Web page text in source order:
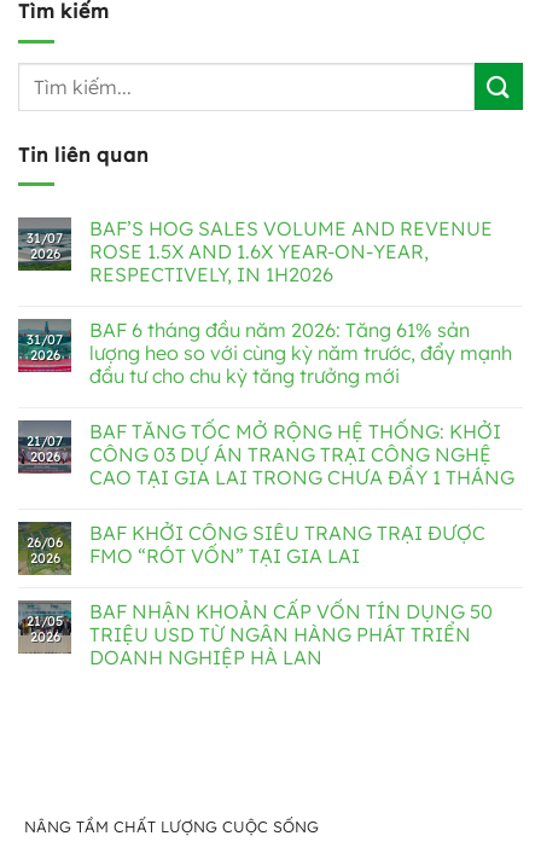
Tìm kiếm
Tin liên quan
31/07
2026
BAF’S HOG SALES VOLUME AND REVENUE
ROSE 1.5X AND 1.6X YEAR-ON-YEAR,
RESPECTIVELY, IN 1H2026
31/07
2026
BAF 6 tháng đầu năm 2026: Tăng 61% sản
lượng heo so với cùng kỳ năm trước, đẩy mạnh
đầu tư cho chu kỳ tăng trưởng mới
21/07
2026
BAF TĂNG TỐC MỞ RỘNG HỆ THỐNG: KHỞI
CÔNG 03 DỰ ÁN TRANG TRẠI CÔNG NGHỆ
CAO TẠI GIA LAI TRONG CHƯA ĐẦY 1 THÁNG
26/06
2026
BAF KHỞI CÔNG SIÊU TRANG TRẠI ĐƯỢC
FMO “RÓT VỐN” TẠI GIA LAI
21/05
2026
BAF NHẬN KHOẢN CẤP VỐN TÍN DỤNG 50
TRIỆU USD TỪ NGÂN HÀNG PHÁT TRIỂN
DOANH NGHIỆP HÀ LAN
NÂNG TẦM CHẤT LƯỢNG CUỘC SỐNG